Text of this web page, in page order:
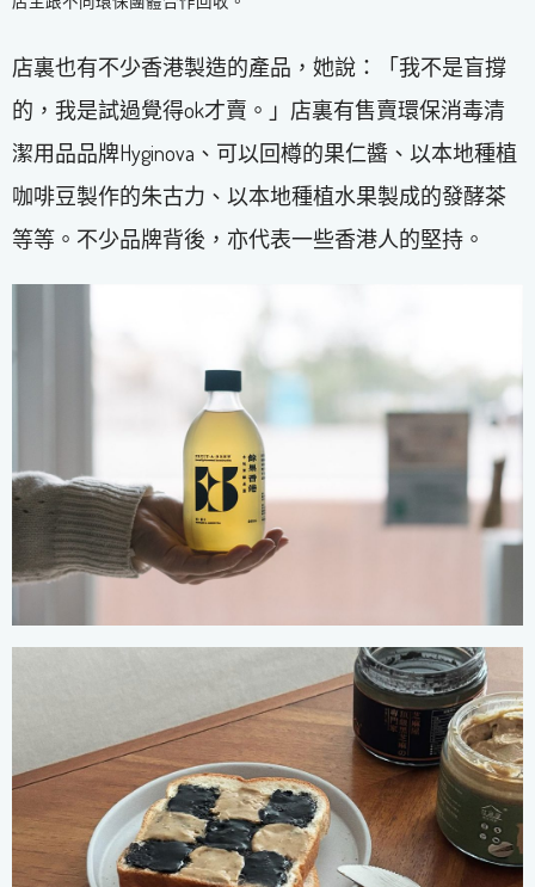
店裏也有不少香港製造的產品，她說：「我不是盲撐
的，我是試過覺得ok才賣。」店裏有售賣環保消毒清
潔用品品牌Hyginova、可以回樽的果仁醬、以本地種植
咖啡豆製作的朱古力、以本地種植水果製成的發酵茶
等等。不少品牌背後，亦代表一些香港人的堅持。